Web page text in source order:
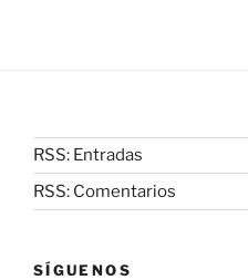
RSS: Entradas
RSS: Comentarios
SÍGUENOS